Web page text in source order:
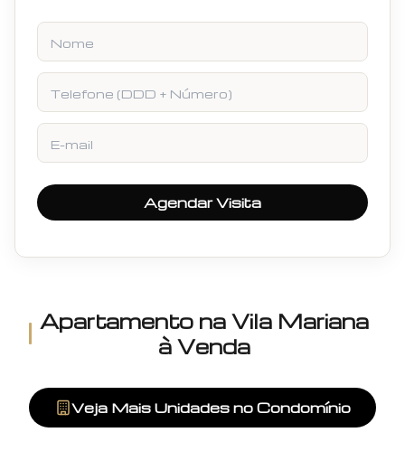
Apartamento na Vila Mariana
à Venda
Veja Mais Unidades no Condomínio
Nome
Telefone
E-mail
Agendar Visita